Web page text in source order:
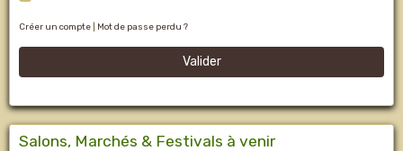
Créer un compte Mot de passe perdu ?
Valider
Salons, Marchés & Festivals à venir